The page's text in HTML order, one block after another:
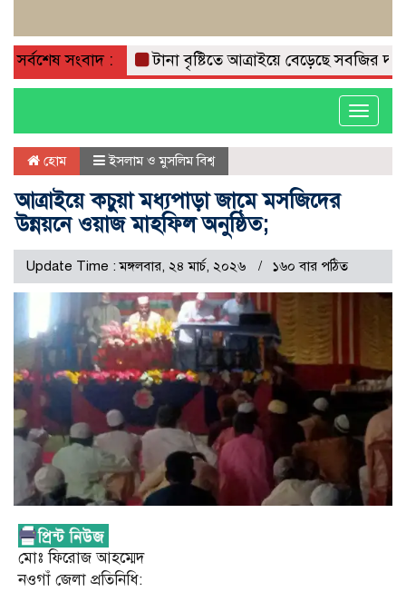
সর্বশেষ সংবাদ : টানা বৃষ্টিতে আত্রাইয়ে বেড়েছে সবজির দাম,
Toggle
হোম ইসলাম ও মুসলিম বিশ্ব
আত্রাইয়ে কচুয়া মধ্যপাড়া জামে মসজিদের
উন্নয়নে ওয়াজ মাহফিল অনুষ্ঠিত;
Update Time : মঙ্গলবার, ২৪ মার্চ, ২০২৬ ১৬০ বার পঠিত
মোঃ ফিরোজ আহম্মেদ
নওগাঁ জেলা প্রতিনিধি: